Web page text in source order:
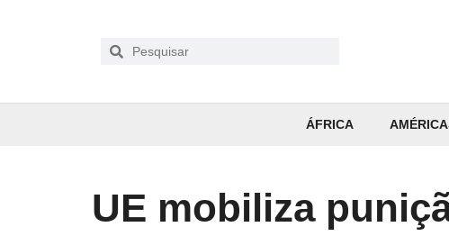
ÁFRICA
UE mobiliza